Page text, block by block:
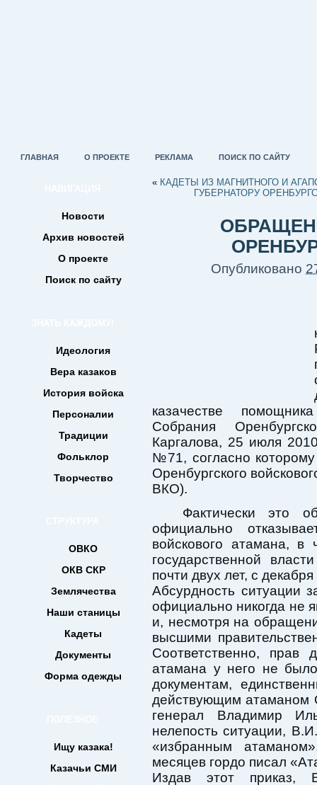
ГЛАВНАЯ О ПРОЕКТЕ РЕКЛАМА ПОИСК ПО САЙТУ
Новости
Архив новостей
О проекте
Поиск по сайту
Идеология
Вера казаков
История войска
Персоналии
Традиции
Фольклор
Творчество
ОВКО
ОКВ СКР
Землячества
Наши станицы
Кадеты
Документы
Форма одежды
Ищу казака!
Казачьи СМИ
« КАДЕТЫ ИЗ МАГНИТНОГО И
ГУБЕРНАТОРУ
Опубликовано
казачестве
Собрания
Каргалова, 25 июля
№71, согласно
Оренбургского
ВКО).
Фактически это
официально
войскового атамана, в
государственной
почти двух лет, с
Абсурдность ситуации
официально никогда не
и, несмотря на
высшими
Соответственно, прав
атамана у него не
документам,
действующим атаманом
генерал Владимир
нелепость ситуации,
«избранным
месяцев гордо писал
Издав этот приказ,